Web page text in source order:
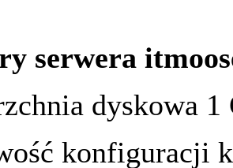
serwera
dyskowa 1
konfiguracji